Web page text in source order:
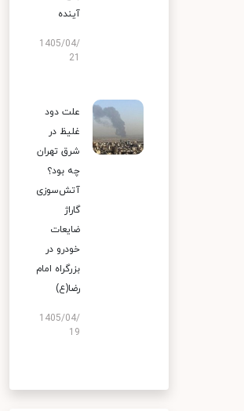
آینده
1405/04/
علت دود
غلیظ در
شرق تهران
چه بود؟
آتش‌سوزی
گاراژ
ضایعات
خودرو در
بزرگراه امام
رضا(ع)
1405/04/
19